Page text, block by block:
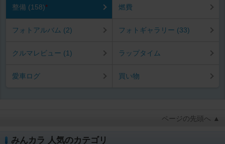
整備 (158)* 燃費
フォトアルバム (2) フォトギャラリー (33)
クルマレビュー (1) ラップタイム
愛車ログ 買い物
ページの先頭へ ▲
みんカラ 人気のカテゴリ